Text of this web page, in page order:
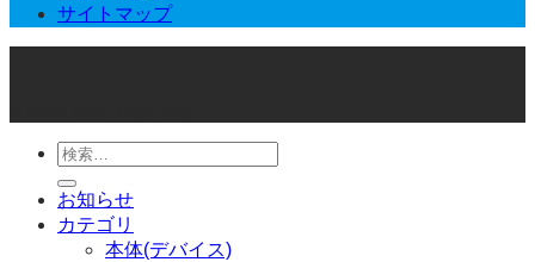
サイトマップ
検
索
対
象:
お知らせ
カテゴリ
本体(デバイス)